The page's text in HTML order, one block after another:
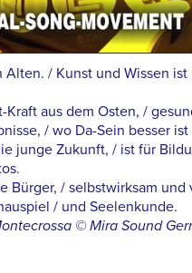
/ Kunst und Wissen
Kraft aus dem Osten, /
/ wo Da-Sein besser
junge Zukunft, / ist für
Bürger, / selbstwirksam
/ und Seelenkunde.
© Mira Sound